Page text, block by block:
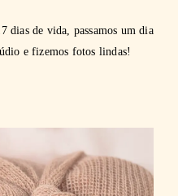
dias de vida, passamos um dia
e fizemos fotos lindas!